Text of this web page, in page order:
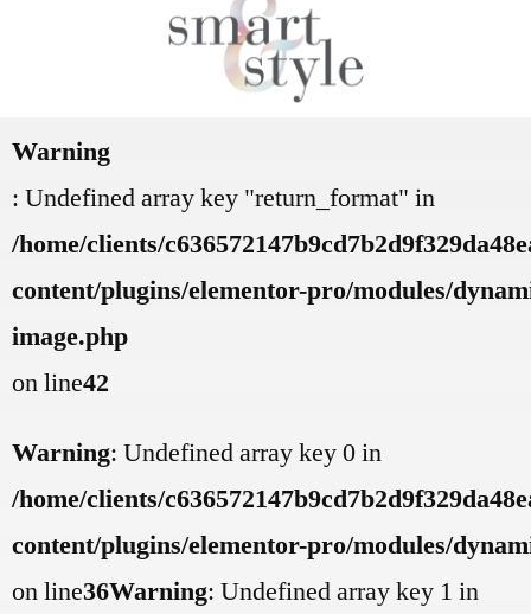
Warning
: Undefined array key "return_format" in
/home/clients/
content/plugins/elementor-pro/modules/
image.php
on line42
Warning: Undefined array key 0 in
/home/clients/
content/plugins/elementor-pro/modules/
on line36Warning: Undefined array key 1 in